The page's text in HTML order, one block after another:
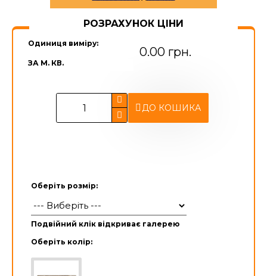
РОЗРАХУНОК ЦІНИ
Одиниця виміру:
ЗА М. КВ.
0.00 грн.
ДО КОШИКА
Оберіть розмір:
Подвійний клік відкриває галерею
Оберіть колір: